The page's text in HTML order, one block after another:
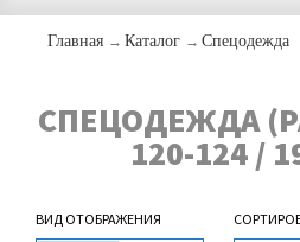
Главная → Каталог → Спецодежда
СПЕЦОДЕЖДА
120-124 /
ВИД ОТОБРАЖЕНИЯ